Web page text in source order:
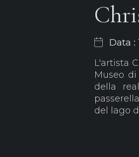
Data :
L'artista
Museo
della
del lago